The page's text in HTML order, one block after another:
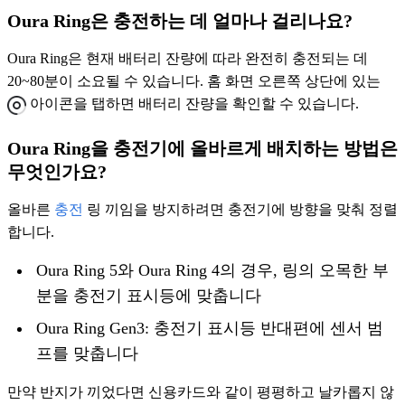
Oura Ring은 충전하는 데 얼마나 걸리나요?
Oura Ring은 현재 배터리 잔량에 따라 완전히 충전되는 데
20~80분이 소요될 수 있습니다. 홈 화면 오른쪽 상단에 있는
아이콘을 탭하면 배터리 잔량을 확인할 수 있습니다.
Oura Ring을 충전기에 올바르게 배치하는 방법은
무엇인가요?
올바른 충전 링 끼임을 방지하려면 충전기에 방향을 맞춰 정렬
합니다.
Oura Ring 5와 Oura Ring 4의 경우, 링의 오목한 부
분을 충전기 표시등에 맞춥니다
Oura Ring Gen3: 충전기 표시등 반대편에 센서 범
프를 맞춥니다
만약 반지가 끼었다면 신용카드와 같이 평평하고 날카롭지 않